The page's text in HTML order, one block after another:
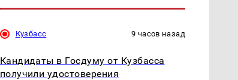
Кузбасс 9 часов назад
Кандидаты в Госдуму от Кузбасса
получили удостоверения